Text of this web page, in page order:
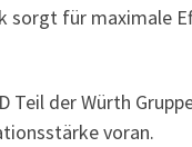
sorgt für maximale
Teil der Würth
voran.